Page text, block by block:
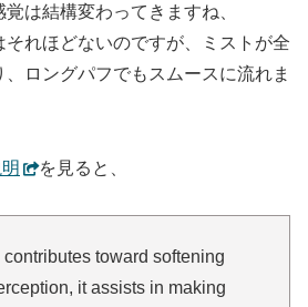
は結構変わってきますね、
れほどないのですが、ミストが全
ロングパフでもスムースに流れま
を見ると、
toward softening
it assists in making